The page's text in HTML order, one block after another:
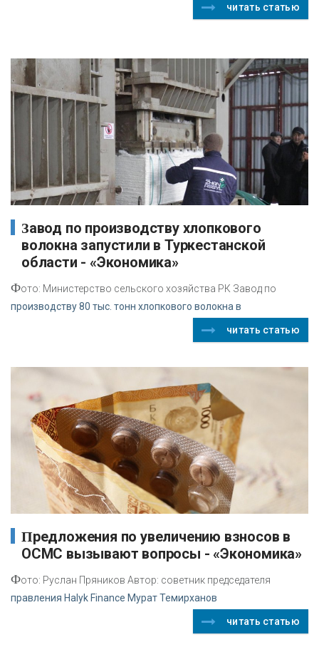
читать статью
Завод по производству хлопкового
волокна запустили в Туркестанской
области - «Экономика»
Фото: Министерство сельского хозяйства РК Завод по
производству 80 тыс. тонн хлопкового волокна в
читать статью
Предложения по увеличению взносов в
ОСМС вызывают вопросы - «Экономика»
Фото: Руслан Пряников Автор: советник председателя
правления Halyk Finance Мурат Темирханов
читать статью